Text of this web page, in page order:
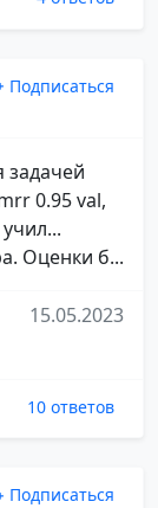
Подписаться
задачей
0.95 val,
Оценки б...
15.05.2023
10 ответов
Подписаться